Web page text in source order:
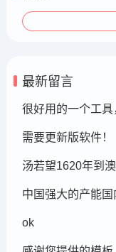
最新留言
很好用的一个工具
需要更新版软件！
中国强大的产能国
ok